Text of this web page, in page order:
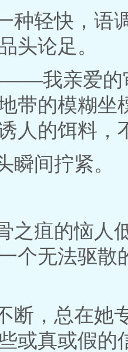
种轻快，语
头论足。
我亲爱的
带的模糊坐
的饵料，
瞬间拧紧。
之疽的恼人
个无法驱散
断，总在她
或真或假的